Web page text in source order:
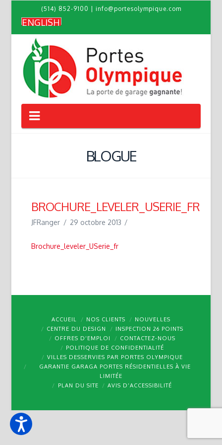
(514) 852-9100 info@portesolympique.com
ENGLISH
Navigation
BLOGUE
BROCHURE_LEVELER_USERIE_FR
JFRanger 29 octobre 2013
Brochure_leveler_USerie_fr
ACCUEIL NOS CLIENTS
NOUVELLES
CENTRE DU DESIGN
INSPECTION 26 POINTS
OFFRES D’EMPLOI
CONTACTEZ-NOUS
POLITIQUE DE CONFIDENTIALITÉ
VILLES DESSERVIES PAR PORTES OLYMPIQUE
GARANTIE GARAGA PORTES RÉSIDENTIELLES À VIE
LIMITÉE
PLAN DU SITE
AVIS D’ACCESSIBILITÉ